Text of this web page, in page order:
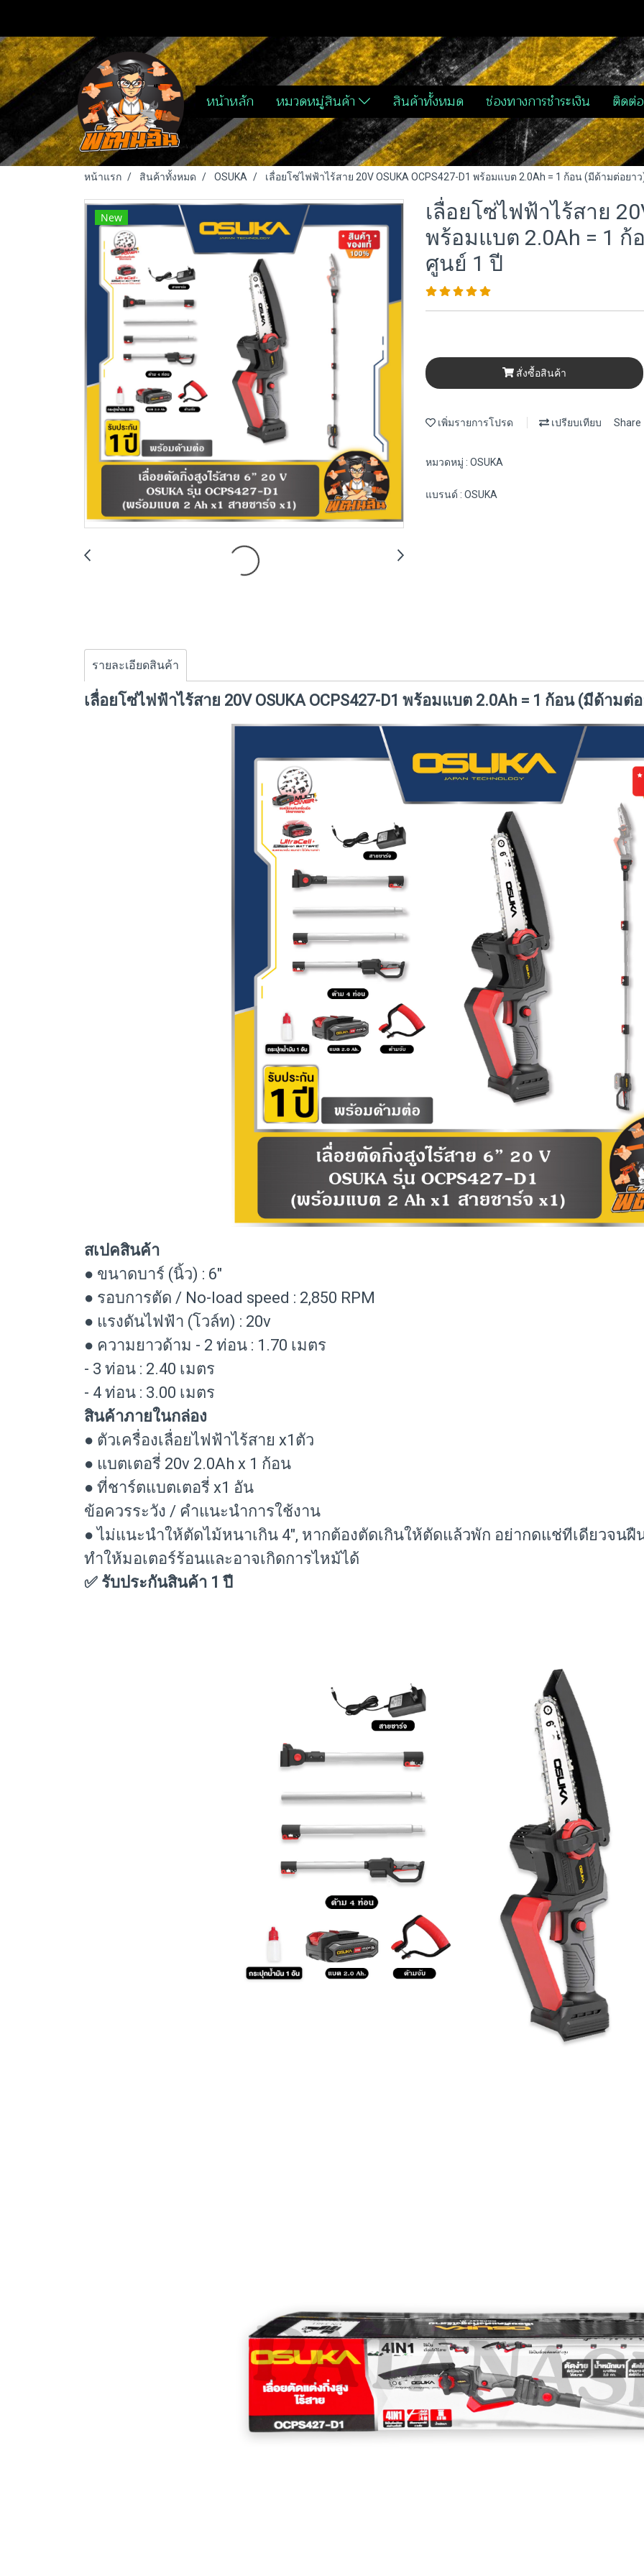
หน้าหลัก หมวดหมู่สินค้า สินค้าทั้งหมด ช่องทางการชำระเงิน ติดต่อ
หน้าแรก สินค้าทั้งหมด OSUKA เลื่อยโซ่ไฟฟ้าไร้สาย 20V OSUKA OCPS427-D1 พร้อมแบต 2.0Ah = 1 ก้อน (มีด้ามต่อยา
New
เลื่อยโซ่ไฟฟ้าไร้สาย
พร้อมแบต 2.0Ah = 1
ศูนย์ 1 ปี
สั่งซื้อสินค้า
เพิ่มรายการโปรด เปรียบเทียบ Share
หมวดหมู่ : OSUKA
แบรนด์ : OSUKA
รายละเอียดสินค้า
เลื่อยโซ่ไฟฟ้าไร้สาย 20V OSUKA OCPS427-D1 พร้อมแบต 2.0Ah = 1 ก้อน (มีด้ามต่
สเปคสินค้า
● ขนาดบาร์ (นิ้ว) : 6"
● รอบการตัด / No-load speed : 2,850 RPM
● แรงดันไฟฟ้า (โวล์ท) : 20v
● ความยาวด้าม - 2 ท่อน : 1.70 เมตร
- 3 ท่อน : 2.40 เมตร
- 4 ท่อน : 3.00 เมตร
สินค้าภายในกล่อง
● ตัวเครื่องเลื่อยไฟฟ้าไร้สาย x1ตัว
● แบตเตอรี่ 20v 2.0Ah x 1 ก้อน
● ที่ชาร์ตแบตเตอรี่ x1 อัน
ข้อควรระวัง / คำแนะนำการใช้งาน
● ไม่แนะนำให้ตัดไม้หนาเกิน 4", หากต้องตัดเกินให้ตัดแล้วพัก อย่ากดแช่ทีเดียวจนฝื
ทำให้มอเตอร์ร้อนและอาจเกิดการไหม้ได้
✅ รับประกันสินค้า 1 ปี